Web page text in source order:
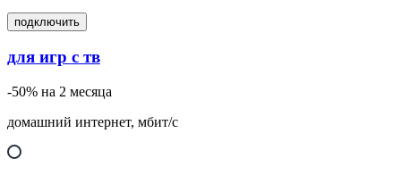
подключить
для игр с тв
-50% на 2 месяца
домашний интернет, мбит/с